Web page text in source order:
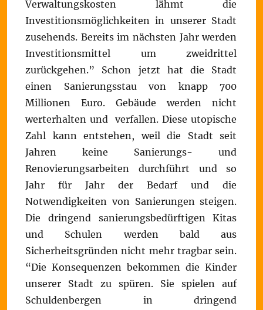
Verwaltungskosten lähmt die
Investitionsmöglichkeiten in unserer Stadt
zusehends. Bereits im nächsten Jahr werden
Investitionsmittel um zweidrittel
zurückgehen.” Schon jetzt hat die Stadt
einen Sanierungsstau von knapp 700
Millionen Euro. Gebäude werden nicht
werterhalten und verfallen. Diese utopische
Zahl kann entstehen, weil die Stadt seit
Jahren keine Sanierungs- und
Renovierungsarbeiten durchführt und so
Jahr für Jahr der Bedarf und die
Notwendigkeiten von Sanierungen steigen.
Die dringend sanierungsbedürftigen Kitas
und Schulen werden bald aus
Sicherheitsgründen nicht mehr tragbar sein.
“Die Konsequenzen bekommen die Kinder
unserer Stadt zu spüren. Sie spielen auf
Schuldenbergen in dringend